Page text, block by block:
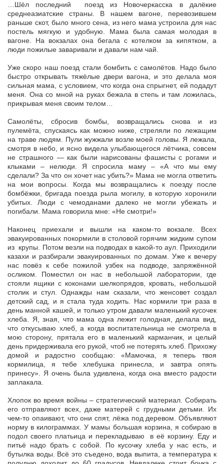
…Шёл последний поезд из Новочеркасска в далёкие
среднеазиатские страны. В нашем вагоне, перевозившем
раньше скот, было много сена, из него мама устроила для нас
постель мягкую и удобную. Мама была самая молодая в
вагоне. На вокзалах она бегала с котелком за кипятком, а
люди пожилые заваривали и давали нам чай.
Уже скоро наш поезд стали бомбить с самолётов. Надо было
быстро открывать тяжёлые двери вагона, и это делала моя
сильная мама, с условием, что когда она спрыгнет, ей подадут
меня. Она со мной на руках бежала в степь и там ложилась,
прикрывая меня своим телом…
Самолёты, сбросив бомбы, возвращались снова и из
пулемёта, спускаясь как можно ниже, стреляли по лежащим
на траве людям. Пули жужжали возле моей головы. Я лежала,
смотря в небо, и ясно видела улыбающегося лётчика, совсем
не страшного — как были нарисованы фашисты с рогами и
клыками – нелюди. Я спросила маму – «А что мы ему
сделали? За что он хочет нас убить?» Мама не могла ответить
на мои вопросы. Когда мы возвращались к поезду после
бомбёжки, бригада поезда рыла могилу, в которую хоронили
убитых. Люди с чемоданами далеко не могли убежать и
погибали. Мама говорила мне: «Не смотри!»
Наконец приехали и вышли на каком-то вокзале. Всех
эвакуированных покормили в столовой горячим жидким супом
из крупы. Потом везли на подводах в какой-то аул. Приходили
казахи и разбирали эвакуированных по домам. Уже к вечеру
нас повёз к себе пожилой узбек на подводе, запряжённой
осликом. Поместил он нас в небольшой лаборатории, где
стояли ящики с коконами шелкопрядов, кровать, небольшой
столик и стул. Однажды нам сказали, что женсовет создал
детский сад, и я стала туда ходить. Нас кормили три раза в
день манной кашей, и только утром давали маленький кусочек
хлеба. Я, зная, что мама одна лежит голодная, делала вид,
что откусываю хлеб, а когда воспитательница не смотрела в
мою сторону, прятала его в маленький карманчик, и целый
день придерживала его рукой, чтоб не потерять хлеб. Прихожу
домой и радостно сообщаю: «Мамочка, я теперь твоя
кормилица, я тебе хлебушка принесла, и завтра опять
принесу». Я очень была удивлена, когда она вместо радости
заплакала.
Хлопок во время войны – стратегический материал. Собирать
его отправляют всех, даже матерей с грудными детьми. Их
чем-то опаивают, что они спят, лёжа под деревом. Объявляют
норму в килограммах. У мамы большая корзина, я собираю в
подол своего платьица и перекладываю в её корзину. Еду и
питьё надо брать с собой. По кусочку хлеба у нас есть, и
бутылка воды. Всё это съедено, вода выпита, а температура к